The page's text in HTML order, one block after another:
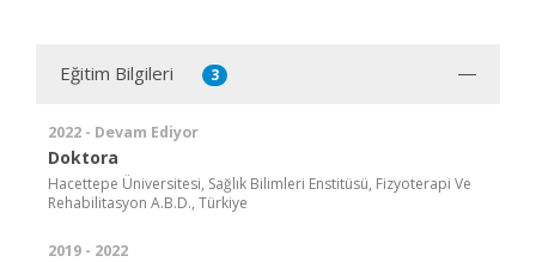
Eğitim Bilgileri 3
2022 - Devam Ediyor
Doktora
Hacettepe Üniversitesi, Sağlık Bilimleri Enstitüsü, Fizyoterapi Ve
Rehabilitasyon A.B.D., Türkiye
2019 - 2022